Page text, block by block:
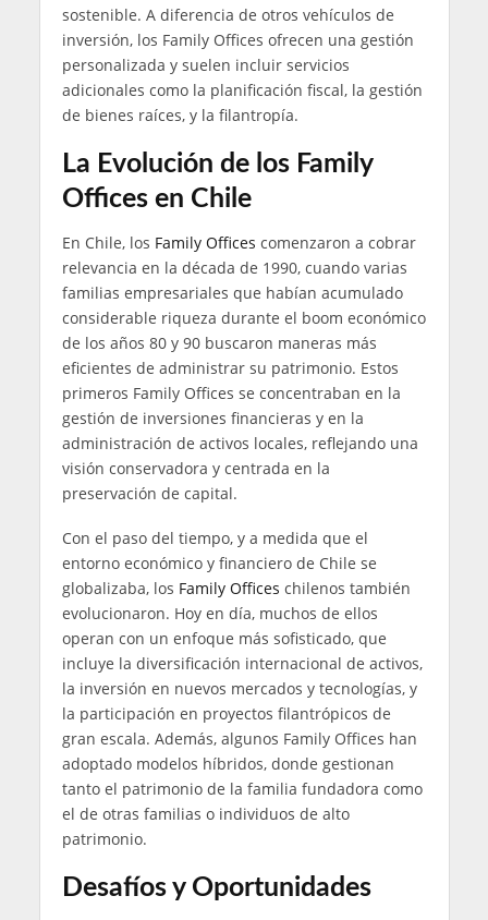
sostenible. A diferencia de otros vehículos de
inversión, los Family Offices ofrecen una gestión
personalizada y suelen incluir servicios
adicionales como la planificación fiscal, la gestión
de bienes raíces, y la filantropía.
La Evolución de los Family
Offices en Chile
En Chile, los Family Offices comenzaron a cobrar
relevancia en la década de 1990, cuando varias
familias empresariales que habían acumulado
considerable riqueza durante el boom económico
de los años 80 y 90 buscaron maneras más
eficientes de administrar su patrimonio. Estos
primeros Family Offices se concentraban en la
gestión de inversiones financieras y en la
administración de activos locales, reflejando una
visión conservadora y centrada en la
preservación de capital.
Con el paso del tiempo, y a medida que el
entorno económico y financiero de Chile se
globalizaba, los Family Offices chilenos también
evolucionaron. Hoy en día, muchos de ellos
operan con un enfoque más sofisticado, que
incluye la diversificación internacional de activos,
la inversión en nuevos mercados y tecnologías, y
la participación en proyectos filantrópicos de
gran escala. Además, algunos Family Offices han
adoptado modelos híbridos, donde gestionan
tanto el patrimonio de la familia fundadora como
el de otras familias o individuos de alto
patrimonio.
Desafíos y Oportunidades